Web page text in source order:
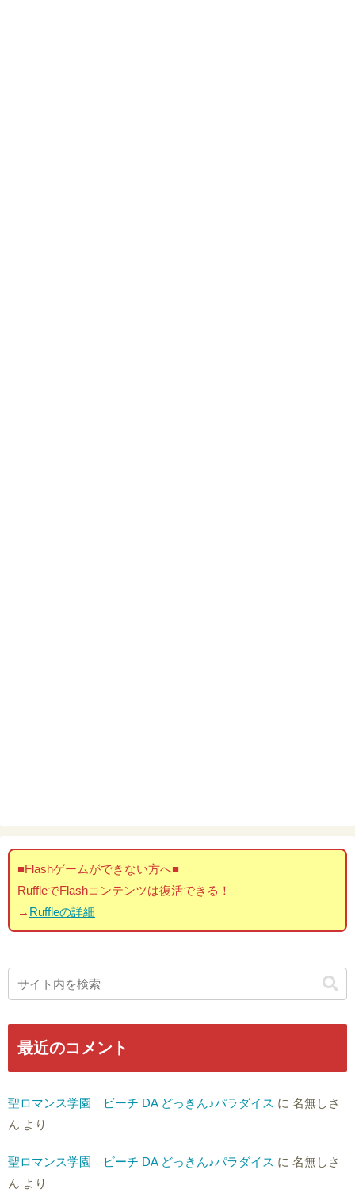
■Flashゲームができない方へ■
RuffleでFlashコンテンツは復活できる！
→ Ruffleの詳細
最近のコメント
聖ロマンス学園 ビーチ DA どっきん♪パラダイス に 名無しさ
ん より
聖ロマンス学園 ビーチ DA どっきん♪パラダイス に 名無しさ
ん より